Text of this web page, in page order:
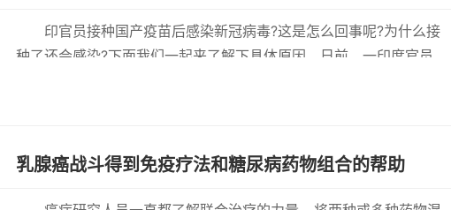
印官员接种国产疫苗后感染新冠病毒?这是怎么回事呢?为什么接
种了还会感染?下面我们一起来了解下具体原因。日前，一印度官员接
乳腺癌战斗得到免疫疗法和糖尿病药物组合的帮助